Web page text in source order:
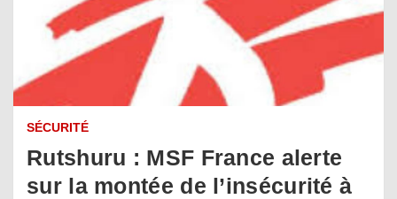
SÉCURITÉ
Rutshuru : MSF France alerte
sur la montée de l’insécurité à